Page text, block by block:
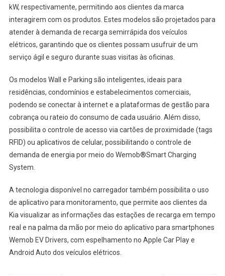
kW, respectivamente, permitindo aos clientes da marca
interagirem com os produtos. Estes modelos são projetados para
atender à demanda de recarga semirrápida dos veículos
elétricos, garantindo que os clientes possam usufruir de um
serviço ágil e seguro durante suas visitas às oficinas.
Os modelos Wall e Parking são inteligentes, ideais para
residências, condomínios e estabelecimentos comerciais,
podendo se conectar à internet e a plataformas de gestão para
cobrança ou rateio do consumo de cada usuário. Além disso,
possibilita o controle de acesso via cartões de proximidade (tags
RFID) ou aplicativos de celular, possibilitando o controle de
demanda de energia por meio do Wemob®Smart Charging
System.
A tecnologia disponível no carregador também possibilita o uso
de aplicativo para monitoramento, que permite aos clientes da
Kia visualizar as informações das estações de recarga em tempo
real e na palma da mão por meio do aplicativo para smartphones
Wemob EV Drivers, com espelhamento no Apple Car Play e
Android Auto dos veículos elétricos.